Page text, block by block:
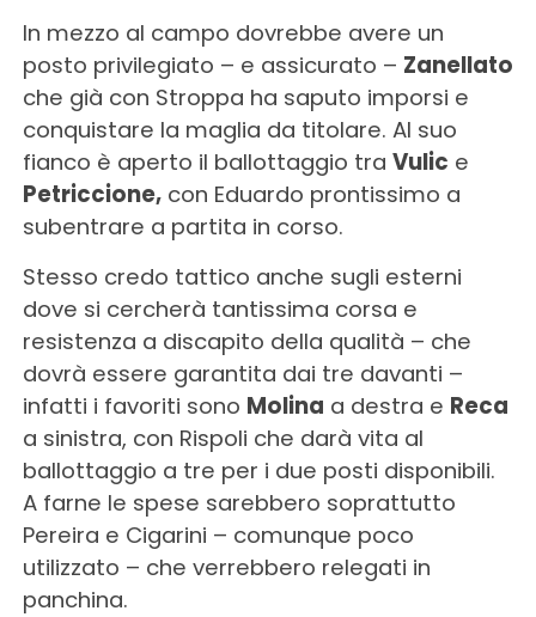
In mezzo al campo dovrebbe avere un
posto privilegiato – e assicurato – Zanellato
che già con Stroppa ha saputo imporsi e
conquistare la maglia da titolare. Al suo
fianco è aperto il ballottaggio tra Vulic e
Petriccione,con Eduardo prontissimo a
subentrare a partita in corso.
Stesso credo tattico anche sugli esterni
dove si cercherà tantissima corsa e
resistenza a discapito della qualità – che
dovrà essere garantita dai tre davanti –
infatti i favoriti sono Molina a destra e Reca
a sinistra, con Rispoli che darà vita al
ballottaggio a tre per i due posti disponibili.
A farne le spese sarebbero soprattutto
Pereira e Cigarini – comunque poco
utilizzato – che verrebbero relegati in
panchina.